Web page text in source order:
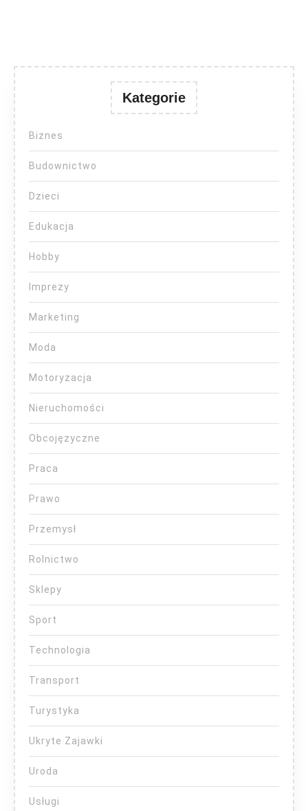
Kategorie
Biznes
Budownictwo
Dzieci
Edukacja
Hobby
Imprezy
Marketing
Moda
Motoryzacja
Nieruchomości
Obcojęzyczne
Praca
Prawo
Przemysł
Rolnictwo
Sklepy
Sport
Technologia
Transport
Turystyka
Ukryte Zajawki
Uroda
Usługi